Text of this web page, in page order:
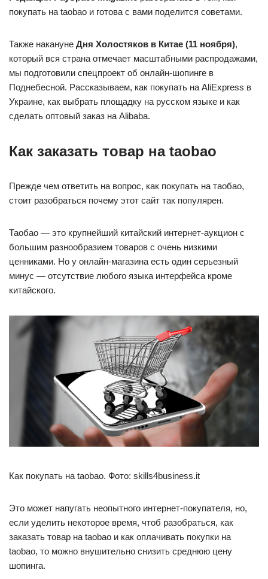
покупать на taobao и готова с вами поделится советами.
Также накануне Дня Холостяков в Китае (11 ноября),
который вся страна отмечает масштабными распродажами,
мы подготовили спецпроект об онлайн-шопинге в
Поднебесной. Рассказываем, как покупать на AliExpress в
Украине, как выбрать площадку на русском языке и как
сделать оптовый заказ на Alibaba.
Как заказать товар на taobao
Прежде чем ответить на вопрос, как покупать на таобао,
стоит разобраться почему этот сайт так популярен.
Таобао — это крупнейший китайский интернет-аукцион с
большим разнообразием товаров с очень низкими
ценниками. Но у онлайн-магазина есть один серьезный
минус — отсутствие любого языка интерфейса кроме
китайского.
Как покупать на taobao. Фото: skills4business.it
Это может напугать неопытного интернет-покупателя, но,
если уделить некоторое время, чтоб разобраться, как
заказать товар на taobao и как оплачивать покупки на
taobao, то можно внушительно снизить среднюю цену
шопинга.